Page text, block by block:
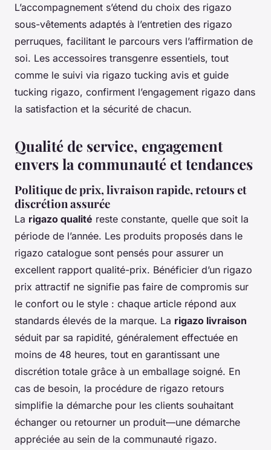
L’accompagnement s’étend du choix des rigazo
sous-vêtements adaptés à l’entretien des rigazo
perruques, facilitant le parcours vers l’affirmation de
soi. Les accessoires transgenre essentiels, tout
comme le suivi via rigazo tucking avis et guide
tucking rigazo, confirment l’engagement rigazo dans
la satisfaction et la sécurité de chacun.
Qualité de service, engagement
envers la communauté et tendances
Politique de prix, livraison rapide, retours et
discrétion assurée
La rigazo qualité reste constante, quelle que soit la
période de l’année. Les produits proposés dans le
rigazo catalogue sont pensés pour assurer un
excellent rapport qualité-prix. Bénéficier d’un rigazo
prix attractif ne signifie pas faire de compromis sur
le confort ou le style : chaque article répond aux
standards élevés de la marque. La rigazo livraison
séduit par sa rapidité, généralement effectuée en
moins de 48 heures, tout en garantissant une
discrétion totale grâce à un emballage soigné. En
cas de besoin, la procédure de rigazo retours
simplifie la démarche pour les clients souhaitant
échanger ou retourner un produit—une démarche
appréciée au sein de la communauté rigazo.